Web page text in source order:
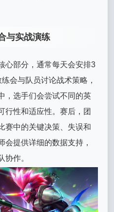
与实战演练
心部分，通常每天会安排3
会与队员讨论战术策略，
，选手们会尝试不同的英
行性和适应性。赛后，团
赛中的关键决策、失误和
会提供详细的数据支持，
协作。